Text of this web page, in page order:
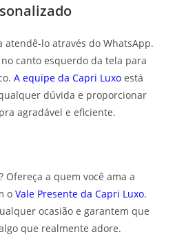
atendê-lo através do WhatsApp.
canto esquerdo da tela para
A equipe da Capri Luxo está
dúvida e proporcionar
agradável e eficiente.
Ofereça a quem você ama a
oVale Presente da Capri Luxo.
ocasião e garantem que
que realmente adore.